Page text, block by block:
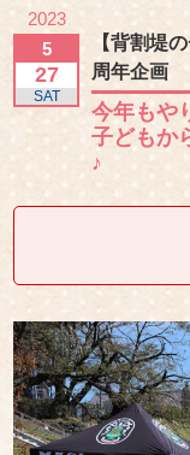
2023
5
27
SAT
【背割堤
周年企画
今年もや
子どもか
♪